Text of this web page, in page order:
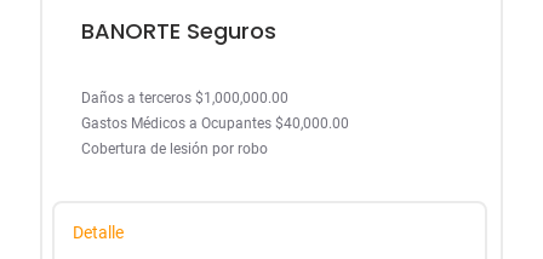
BANORTE Seguros
Daños a terceros $1,000,000.00
Gastos Médicos a Ocupantes $40,000.00
Cobertura de lesión por robo
Detalle